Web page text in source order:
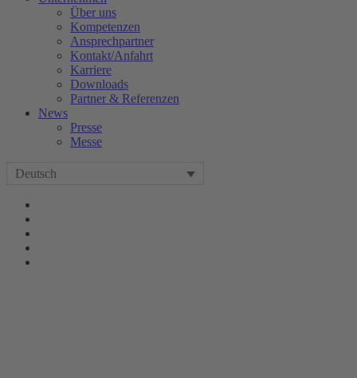
Über uns
Kompetenzen
Ansprechpartner
Kontakt/Anfahrt
Karriere
Downloads
Partner & Referenzen
News
Presse
Messe
Deutsch